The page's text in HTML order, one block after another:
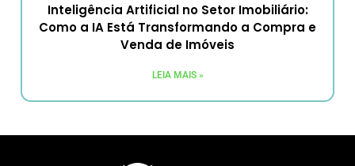
Inteligência Artificial no Setor Imobiliário:
Como a IA Está Transformando a Compra e
Venda de Imóveis
LEIA MAIS »